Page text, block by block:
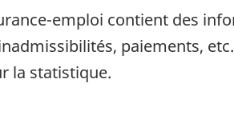
emploi contient des
paiements,
la statistique.